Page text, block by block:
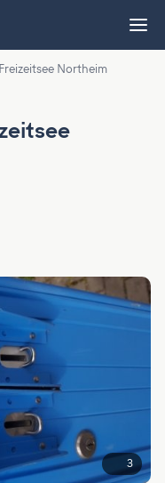
Northeim
3